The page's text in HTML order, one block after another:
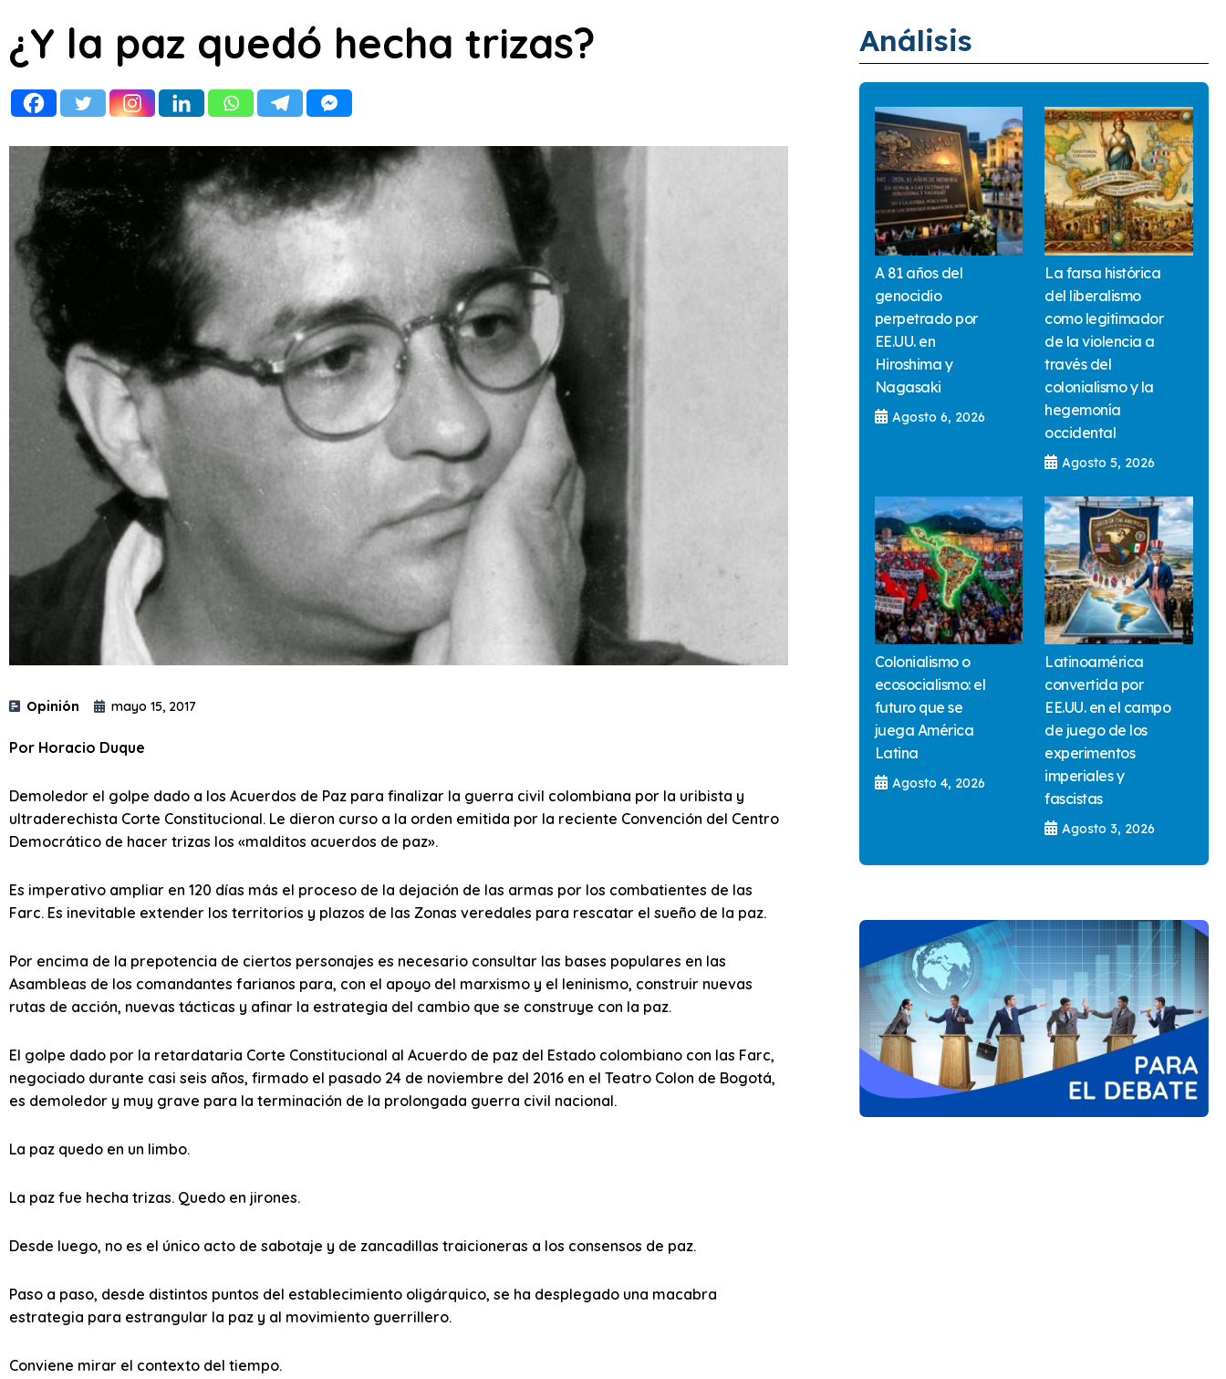
¿Y la paz quedó hecha trizas?
Opinión mayo 15, 2017
Por Horacio Duque
Demoledor el golpe dado a los Acuerdos de Paz para finalizar la guerra civil colombiana por la uribista y
ultraderechista Corte Constitucional. Le dieron curso a la orden emitida por la reciente Convención del Centro
Democrático de hacer trizas los «malditos acuerdos de paz».
Es imperativo ampliar en 120 días más el proceso de la dejación de las armas por los combatientes de las
Farc. Es inevitable extender los territorios y plazos de las Zonas veredales para rescatar el sueño de la paz.
Por encima de la prepotencia de ciertos personajes es necesario consultar las bases populares en las
Asambleas de los comandantes farianos para, con el apoyo del marxismo y el leninismo, construir nuevas
rutas de acción, nuevas tácticas y afinar la estrategia del cambio que se construye con la paz.
El golpe dado por la retardataria Corte Constitucional al Acuerdo de paz del Estado colombiano con las Farc,
negociado durante casi seis años, firmado el pasado 24 de noviembre del 2016 en el Teatro Colon de Bogotá,
es demoledor y muy grave para la terminación de la prolongada guerra civil nacional.
La paz quedo en un limbo.
La paz fue hecha trizas. Quedo en jirones.
Desde luego, no es el único acto de sabotaje y de zancadillas traicioneras a los consensos de paz.
Paso a paso, desde distintos puntos del establecimiento oligárquico, se ha desplegado una macabra
estrategia para estrangular la paz y al movimiento guerrillero.
Conviene mirar el contexto del tiempo.
Análisis
A 81 años del
genocidio
perpetrado por
EE.UU. en
Hiroshima y
Nagasaki
Agosto 6, 2026
La farsa histórica
del liberalismo
como legitimador
de la violencia a
través del
colonialismo y la
hegemonía
occidental
Agosto 5, 2026
Colonialismo o
ecosocialismo: el
futuro que se
juega América
Latina
Agosto 4, 2026
Latinoamérica
convertida por
EE.UU. en el campo
de juego de los
experimentos
imperiales y
fascistas
Agosto 3, 2026